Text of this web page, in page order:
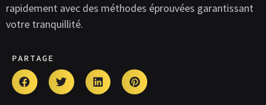
rapidement avec des méthodes éprouvées garantissant
votre tranquillité.
PARTAGE